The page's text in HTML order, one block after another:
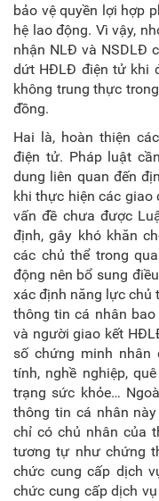
bảo vệ quyền lợi hợp
hệ lao động. Vì vậy,
nhận NLĐ và NSDLĐ
dứt HĐLĐ điện tử khi
không trung thực
đồng.
Hai là, hoàn thiện
điện tử. Pháp luật
dung liên quan đến
khi thực hiện các
vấn đề chưa được
định, gây khó khăn
các chủ thể trong
động nên bổ sung
xác định năng lực chủ
thông tin cá nhân
và người giao kết
số chứng minh nhân
tính, nghề nghiệp,
trạng sức khỏe…
thông tin cá nhân
chỉ có chủ nhân của
tương tự như chứng
chức cung cấp dịch
chức cung cấp dịch